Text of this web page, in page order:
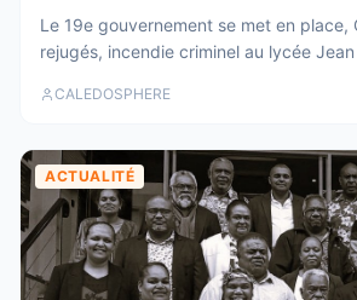
Le 19e gouvernement se met en place,
rejugés, incendie criminel au lycée Jean
CALEDOSPHERE
ACTUALITÉ